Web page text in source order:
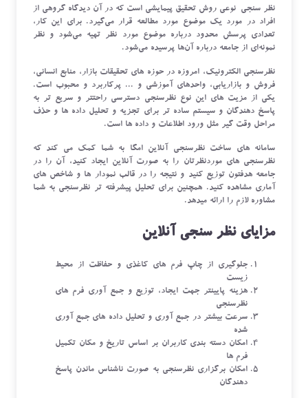
نظر سنجی نوعی روش تحقیق پیمایشی است که در آن دیدگاه گروهی از
افراد در مورد یک موضوع مورد مطالعه قرار می‌گیرد. برای این کار،
تعدادی پرسش محدود درباره موضوع مورد نظر تهیه می‌شود و نظر
نمونه‌ای از جامعه درباره آن‌ها پرسیده می‌شود.
نظرسنجی الکترونیک، امروزه در حوزه های تحقیقات بازار، منابع انسانی،
فروش و بازاریابی، واحدهای آموزشی و ... پرکاربرد و محبوب است.
یکی از مزیت های این نوع نظرسنجی دسترسی راحتتر و سریع تر به
پاسخ دهندگان و سیستم ساده تر برای تجزیه و تحلیل داده ها و حذف
مراحل وقت گیر مثل ورود اطلاعات و داده ها است.
سامانه های ساخت نظرسنجی آنلاین امگا به شما کمک می کند که
نظرسنجی های موردنظرتان را به صورت آنلاین ایجاد کنید، آن را در
جامعه هدفتون توزیع کنید و نتیجه را در قالب نمودار ها و شاخص های
آماری مشاهده کنید. همچنین برای تحلیل پیشرفته تر نظرسنجی به شما
مشاوره لازم را ارائه میدهد.
مزایای نظر سنجی آنلاین
جلوگیری از چاپ فرم های کاغذی و حفاظت از محیط
زیست
هزینه پایینتر جهت ایجاد، توزیع و جمع آوری فرم های
نظرسنجی
سرعت بیشتر در جمع آوری و تحلیل داده های جمع آوری
شده
امکان دسته بندی کاربران بر اساس تاریخ و مکان تکمیل
فرم ها
امکان برگزاری نظرسنجی به صورت ناشناس ماندن پاسخ
دهندگان